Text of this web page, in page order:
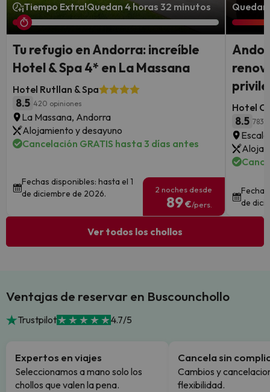
¡Tiempo Extra!Quedan 4 horas 32 minutos
Tu refugio en Andorra: increíble
Hotel & Spa 4* en La Massana
Hotel Rutllan & Spa
8.5 420 opiniones
La Massana, Andorra
Alojamiento y desayuno
Cancelación GRATIS hasta 3 días antes
Fechas disponibles: hasta el 1
de diciembre de 2026.
2 noches desde
89€/pers.
Hotel
8.5 783
de
Ver todos los chollos
Ventajas de reservar en Buscounchollo
Trustpilot 4.7/5
Expertos en viajes
Seleccionamos a mano solo los
chollos que valen la pena.
Cancela sin
Cambios y
flexibilidad.